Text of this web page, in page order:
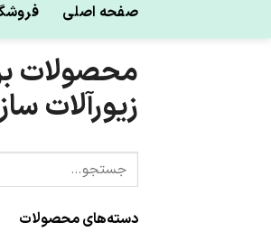
صفحه اصلی
محصولات
زیورآلات
برای:
دسته‌های محصولات